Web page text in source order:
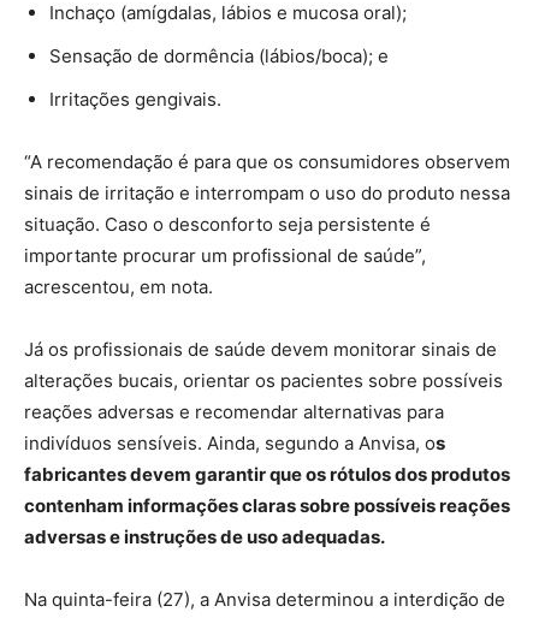
Inchaço (amígdalas, lábios e mucosa oral);
Sensação de dormência (lábios/boca); e
Irritações gengivais.
“A recomendação é para que os consumidores observem
sinais de irritação e interrompam o uso do produto nessa
situação. Caso o desconforto seja persistente é
importante procurar um profissional de saúde”,
acrescentou, em nota.
Já os profissionais de saúde devem monitorar sinais de
alterações bucais, orientar os pacientes sobre possíveis
reações adversas e recomendar alternativas para
indivíduos sensíveis. Ainda, segundo a Anvisa, os
fabricantes devem garantir que os rótulos dos produtos
contenham informações claras sobre possíveis reações
adversas e instruções de uso adequadas.
Na quinta-feira (27), a Anvisa determinou a interdição de